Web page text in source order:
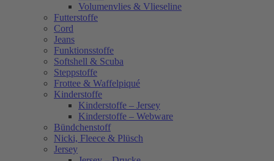
Volumenvlies & Vlieseline
Futterstoffe
Cord
Jeans
Funktionsstoffe
Softshell & Scuba
Steppstoffe
Frottee & Waffelpiqué
Kinderstoffe
Kinderstoffe – Jersey
Kinderstoffe – Webware
Bündchenstoff
Nicki, Fleece & Plüsch
Jersey